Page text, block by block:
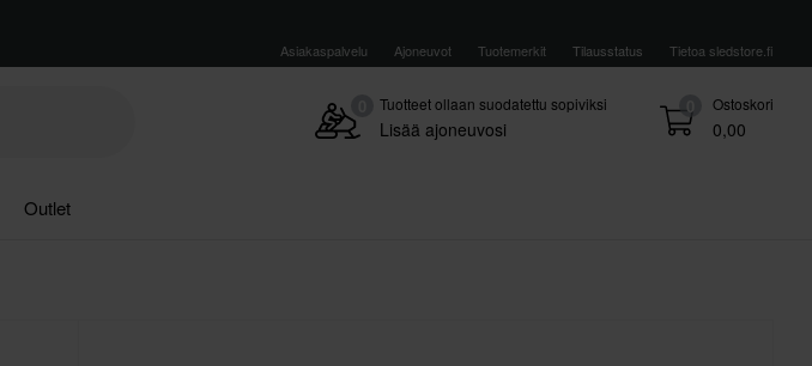
Asiakaspalvelu Ajoneuvot Tuotemerkit Tilausstatus Tietoa sledstore.fi
0 Ostoskori
0,00
Tuotteet ollaan suodatettu sopiviksi
Lisää ajoneuvosi
Outlet